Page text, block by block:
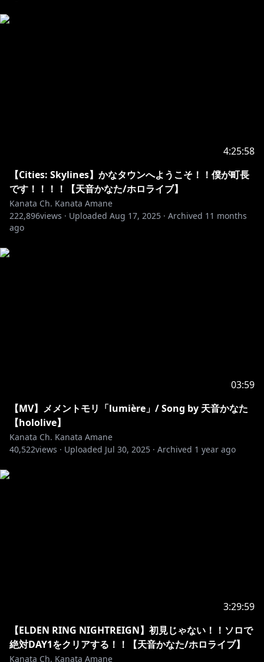
4:25:58
【Cities: Skylines】かなタウンへようこそ！！僕が町長
です！！！！【天音かなた/ホロライブ】
Kanata Ch. Kanata Amane
222,896views · Uploaded Aug 17, 2025 · Archived 11 months
ago
03:59
【MV】メメントモリ「lumière」/ Song by 天音かなた
【hololive】
Kanata Ch. Kanata Amane
40,522views · Uploaded Jul 30, 2025 · Archived 1 year ago
3:29:59
【ELDEN RING NIGHTREIGN】初見じゃない！！ソロで
絶対DAY1をクリアする！！【天音かなた/ホロライブ】
Kanata Ch. Kanata Amane